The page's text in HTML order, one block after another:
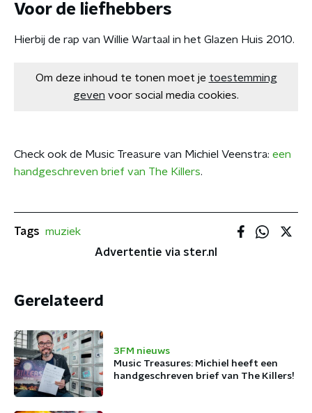
Voor de liefhebbers
Hierbij de rap van Willie Wartaal in het Glazen Huis 2010.
Om deze inhoud te tonen moet je toestemming
geven voor social media cookies.
Check ook de Music Treasure van Michiel Veenstra: een
handgeschreven brief van The Killers.
Tags muziek
Advertentie via ster.nl
Gerelateerd
3FM nieuws
Music Treasures: Michiel heeft een
handgeschreven brief van The Killers!